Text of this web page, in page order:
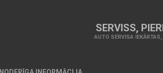
SERVISS,
AUTO SERVISA